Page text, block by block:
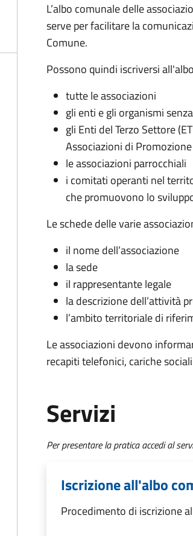
L’albo comunale delle
serve per facilitare la
Comune.
Possono quindi iscriversi
tutte le associazioni
gli enti e gli organismi
gli Enti del Terzo Settore
Associazioni di Promozione
le associazioni parrocchiali
i comitati operanti nel
che promuovono lo
Le schede delle varie
il nome dell’associazione
la sede
il rappresentante legale
la descrizione dell’attività
l’ambito territoriale di
Le associazioni devono
recapiti telefonici, cariche
Servizi
Per presentare la pratica accedi al
Iscrizione all'albo
Procedimento di iscrizione